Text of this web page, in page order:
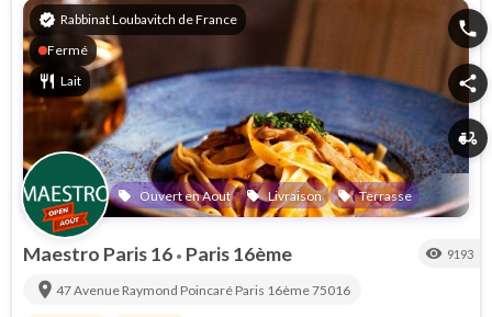
verified Rabbinat Loubavitch de France
Fermé
restaurant Lait
local_offer Ouvert en Aout local_offer Livraison local_offer Terrasse
phone
share
delivery_dining
Maestro Paris 16 • Paris 16ème visibility 9193
location_on 47 Avenue Raymond Poincaré Paris 16ème75016